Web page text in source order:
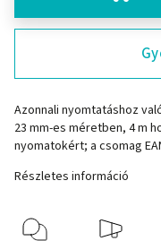
Azonnali nyomtatáshoz
23 mm-es méretben, 4 m
nyomatokért; a csomag
Részletes információ